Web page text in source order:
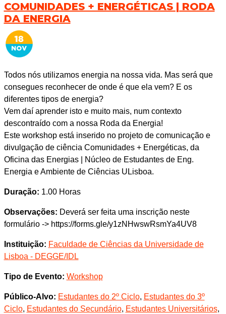
COMUNIDADES + ENERGÉTICAS | RODA
DA ENERGIA
Todos nós utilizamos energia na nossa vida. Mas será que
consegues reconhecer de onde é que ela vem? E os
diferentes tipos de energia?
Vem daí aprender isto e muito mais, num contexto
descontraído com a nossa Roda da Energia!
Este workshop está inserido no projeto de comunicação e
divulgação de ciência Comunidades + Energéticas, da
Oficina das Energias | Núcleo de Estudantes de Eng.
Energia e Ambiente de Ciências ULisboa.
Duração: 1.00 Horas
Observações: Deverá ser feita uma inscrição neste
formulário -> https://forms.gle/y1zNHwswRsmYa4UV8
Instituição: Faculdade de Ciências da Universidade de
Lisboa - DEGGE/IDL
Tipo de Evento: Workshop
Público-Alvo: Estudantes do 2º Ciclo, Estudantes do 3º
Ciclo, Estudantes do Secundário, Estudantes Universitários,